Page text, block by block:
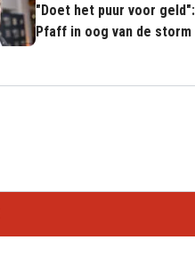
"Doet het puur voor
Pfaff in oog van de storm